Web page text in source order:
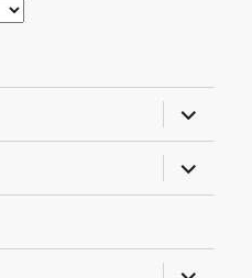
almenü
almenü
almenü